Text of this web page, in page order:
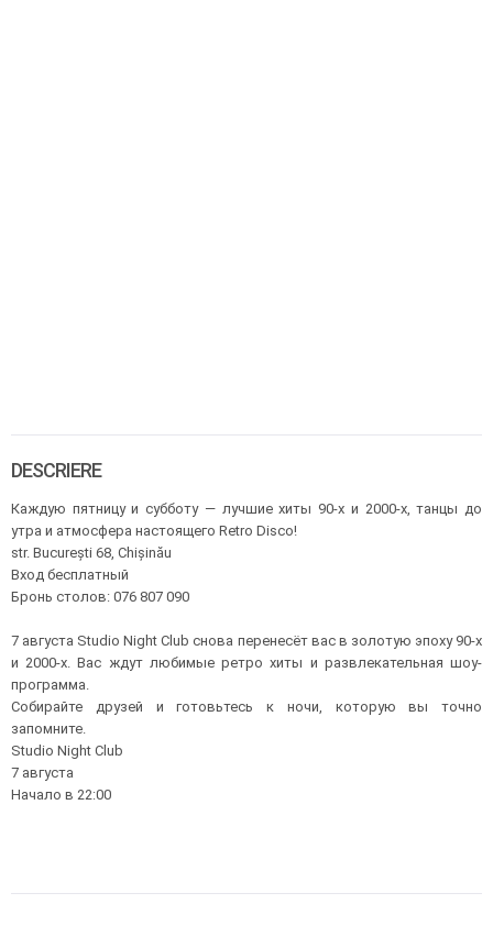
DESCRIERE
Каждую пятницу и субботу — лучшие хиты 90-х и 2000-х, танцы до
утра и атмосфера настоящего Retro Disco!
str. București 68, Chișinău
Вход бесплатный
Бронь столов: 076 807 090
7 августа Studio Night Club снова перенесёт вас в золотую эпоху 90-х
и 2000-х. Вас ждут любимые ретро хиты и развлекательная шоу-
программа.
Собирайте друзей и готовьтесь к ночи, которую вы точно
запомните.
Studio Night Club
7 августа
Начало в 22:00